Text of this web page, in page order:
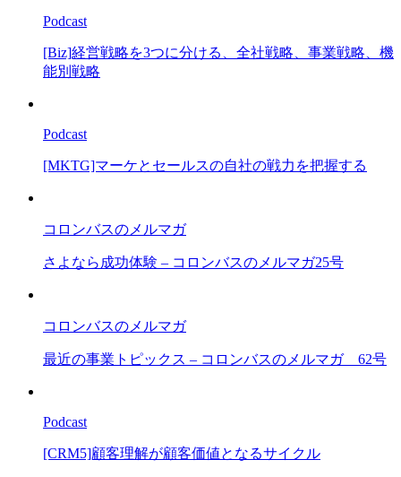
Podcast
[Biz]経営戦略を3つに分ける、全社戦略、事業戦略、機
能別戦略
Podcast
[MKTG]マーケとセールスの自社の戦力を把握する
コロンバスのメルマガ
さよなら成功体験 – コロンバスのメルマガ25号
コロンバスのメルマガ
最近の事業トピックス – コロンバスのメルマガ 62号
Podcast
[CRM5]顧客理解が顧客価値となるサイクル